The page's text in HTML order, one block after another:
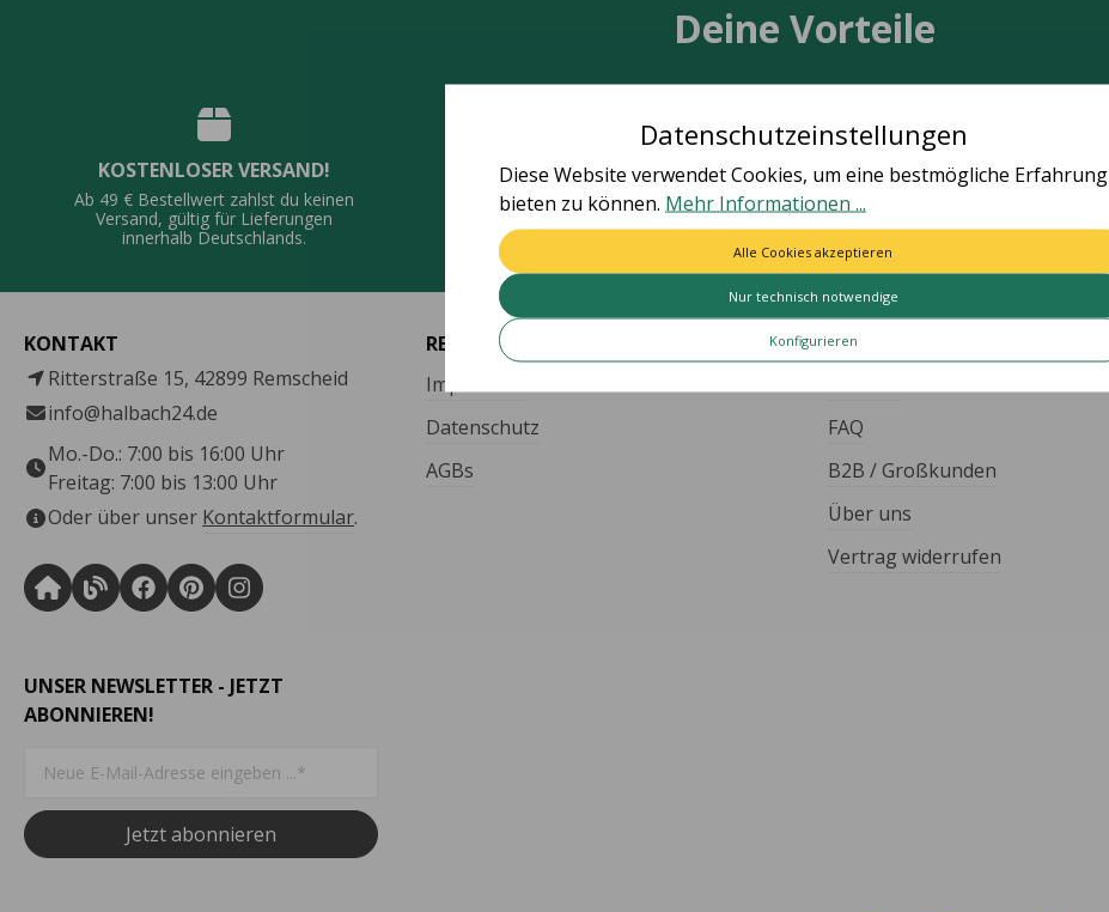
Deine Vorteile
KOSTENLOSER VERSAND!
Ab 49 € Bestellwert zahlst du keinen
Versand, gültig für Lieferungen
innerhalb Deutschlands.
QUALITÄT MADE IN GERMANY
Viele Artikel vollständig in
Deutschland hergestellt.
SCHNELLE LIEFERUNG
von Tür zu Tür.
KONTAKT
Ritterstraße 15, 42899 Remscheid
info@halbach24.de
Mo.-Do.: 7:00 bis 16:00 Uhr
Freitag: 7:00 bis 13:00 Uhr
Oder über unser Kontaktformular.
RECHTLICHES
Impressum
Datenschutz
AGBs
HILFE & KONTAKT
Kontakt
FAQ
B2B / Großkunden
Über uns
Vertrag widerrufen
UNSER NEWSLETTER - JETZT
ABONNIEREN!
Jetzt abonnieren
Datenschutzeinstellungen
Diese Website verwendet Cookies, um eine bestmögliche Erfahrung
bieten zu können. Mehr Informationen ...
Nur technisch notwendige
Konfigurieren
Alle Cookies akzeptieren